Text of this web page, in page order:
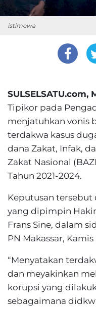
istimewa
SULSELSATU.com,
Tipikor pada
menjatuhkan vonis
terdakwa kasus
dana Zakat, Infak,
Zakat Nasional
Tahun 2021-2024.
Keputusan
yang dipimpin
Frans Sine, dalam
PN Makassar, Kamis
“Menyatakan
dan meyakinkan
korupsi yang
sebagaimana